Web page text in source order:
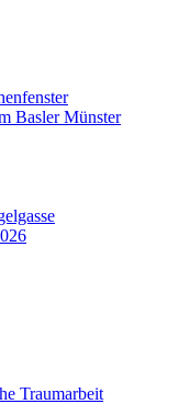
Basler Münster
Traumarbeit